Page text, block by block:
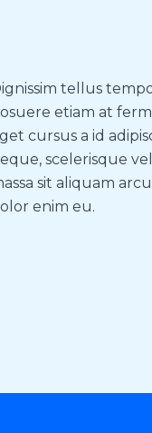
tellus
etiam at
cursus a id
scelerisque
sit aliquam
enim eu.